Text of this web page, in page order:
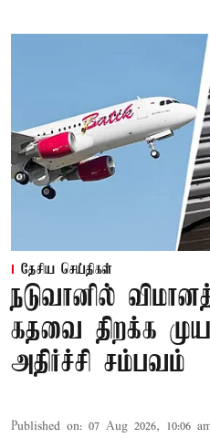
தேசிய செய்திகள்
நடுவானில்
கதவை திறக்க
அதிர்ச்சி சம்பவம்
Published on: 07 Aug 2026, 10:06